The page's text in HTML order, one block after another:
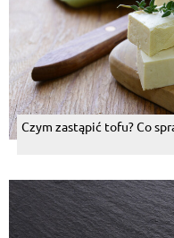
Czym zastąpić tofu? Co